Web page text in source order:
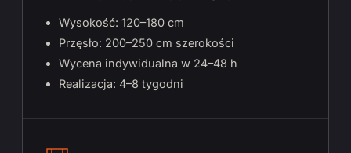
Wysokość: 120–180 cm
Przęsło: 200–250 cm szerokości
Wycena indywidualna w 24–48 h
Realizacja: 4–8 tygodni